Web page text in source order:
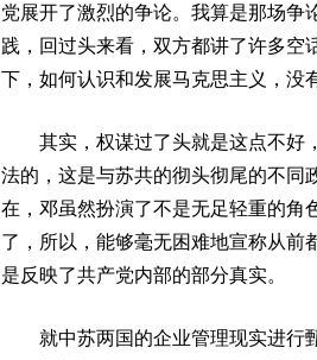
党展开了激烈的争论。我算是那场争
践，回过头来看，双方都讲了许多空
下，如何认识和发展马克思主义，没
其实，权谋过了头就是这点不好
法的，这是与苏共的彻头彻尾的不同
在，邓虽然扮演了不是无足轻重的角
了，所以，能够毫无困难地宣称从前
是反映了共产党内部的部分真实。
就中苏两国的企业管理现实进行